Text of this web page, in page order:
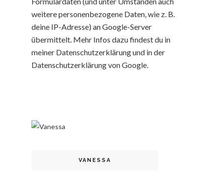
weitere personenbezogene Daten, wie z. B.
deine IP-Adresse) an Google-Server
übermittelt. Mehr Infos dazu findest du in
meiner Datenschutzerklärung und in der
Datenschutzerklärung von Google.
VANESSA